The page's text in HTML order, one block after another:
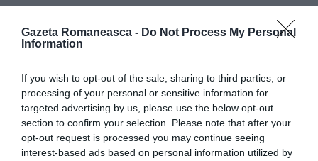
Gazeta Romaneasca - Do Not Process My Personal
Information
If you wish to opt-out of the sale, sharing to third parties, or
processing of your personal or sensitive information for
targeted advertising by us, please use the below opt-out
section to confirm your selection. Please note that after your
opt-out request is processed you may continue seeing
interest-based ads based on personal information utilized by
See Articolul anterior
Următorul articol
In 10 ani, românii din străinătate au trimis
în ţară 100 de miliarde de euro: 80% din
PIB-ul României pe 2010